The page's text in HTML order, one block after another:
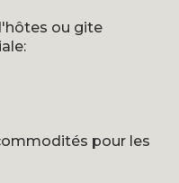
ou gite
pour les